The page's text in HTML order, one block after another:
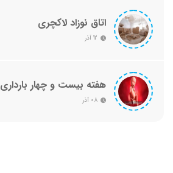
اتاق نوزاد لاکچری
12 آذر
هفته بیست و چهار بارداری
چه علائمی دارد؟ + راهنمایی
08 آذر